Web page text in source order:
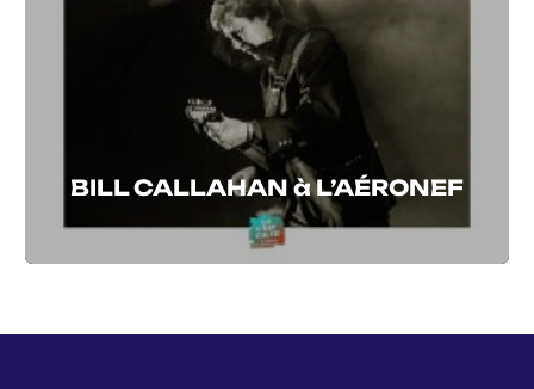
BILL CALLAHAN à L’AÉRONEF